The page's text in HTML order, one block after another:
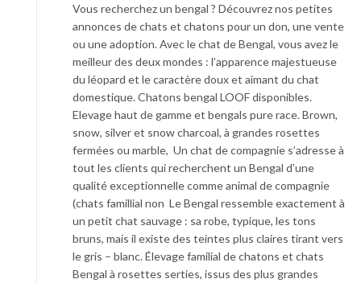
Vous recherchez un bengal ? Découvrez nos petites
annonces de chats et chatons pour un don, une vente
ou une adoption. Avec le chat de Bengal, vous avez le
meilleur des deux mondes : l’apparence majestueuse
du léopard et le caractère doux et aimant du chat
domestique. Chatons bengal LOOF disponibles.
Elevage haut de gamme et bengals pure race. Brown,
snow, silver et snow charcoal, à grandes rosettes
fermées ou marble, Un chat de compagnie s’adresse à
tout les clients qui recherchent un Bengal d’une
qualité exceptionnelle comme animal de compagnie
(chats famillial non Le Bengal ressemble exactement à
un petit chat sauvage : sa robe, typique, les tons
bruns, mais il existe des teintes plus claires tirant vers
le gris – blanc. Élevage familial de chatons et chats
Bengal à rosettes serties, issus des plus grandes